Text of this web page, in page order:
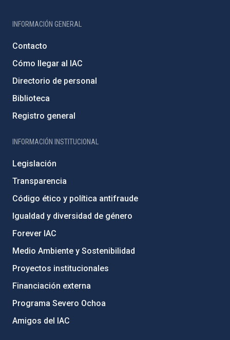
INFORMACIÓN GENERAL
Contacto
Cómo llegar al IAC
Directorio de personal
Biblioteca
Registro general
INFORMACIÓN INSTITUCIONAL
Legislación
Transparencia
Código ético y política antifraude
Igualdad y diversidad de género
Forever IAC
Medio Ambiente y Sostenibilidad
Proyectos institucionales
Financiación externa
Programa Severo Ochoa
Amigos del IAC